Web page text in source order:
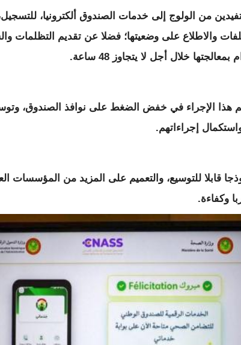
من الولوج إلى خدمات الصندوق ألكترونيا، للتسجيل،
والاطلاع على وضعيتها؛ فضلا عن تقديم التظلمات
خلال أجل لا يتجاوز 48 ساعة.
هذا الإجراء في خفض الضغط على نوافذ الصندوق،
إجراءاتهم.
قابلا للتوسيع، والتعميم على المزيد من المؤسسات
وكفاءة.